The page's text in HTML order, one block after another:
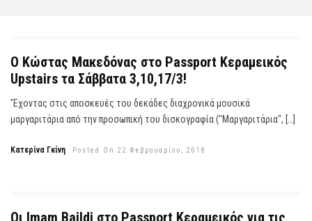
Ο Κώστας Μακεδόνας στο Passport Κεραμεικός
Upstairs τα Σάββατα 3,10,17/3!
'Έχοντας στις αποσκευές του δεκάδες διαχρονικά μουσικά
μαργαριτάρια από την προσωπική του δισκογραφία ("Μαργαριτάρια", […]
Κατερίνα Γκίνη Posted On 22 Φεβρουαρίου, 2018
Οι Imam Baildi στο Passport Κεραμεικός για τις